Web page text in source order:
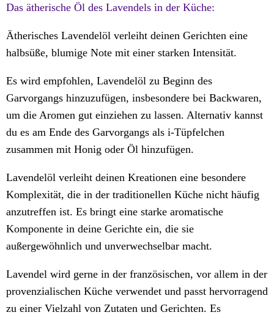
Das ätherische Öl des Lavendels in der Küche:
Ätherisches Lavendelöl verleiht deinen Gerichten eine
halbsüße, blumige Note mit einer starken Intensität.
Es wird empfohlen, Lavendelöl zu Beginn des
Garvorgangs hinzuzufügen, insbesondere bei Backwaren,
um die Aromen gut einziehen zu lassen. Alternativ kannst
du es am Ende des Garvorgangs als i-Tüpfelchen
zusammen mit Honig oder Öl hinzufügen.
Lavendelöl verleiht deinen Kreationen eine besondere
Komplexität, die in der traditionellen Küche nicht häufig
anzutreffen ist. Es bringt eine starke aromatische
Komponente in deine Gerichte ein, die sie
außergewöhnlich und unverwechselbar macht.
Lavendel wird gerne in der französischen, vor allem in der
provenzialischen Küche verwendet und passt hervorragend
zu einer Vielzahl von Zutaten und Gerichten. Es